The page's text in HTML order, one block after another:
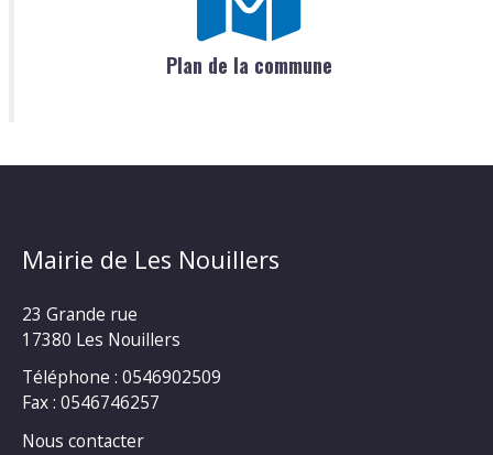
Plan de la commune
Mairie de Les Nouillers
23 Grande rue
17380 Les Nouillers
Téléphone : 0546902509
Fax : 0546746257
Nous contacter